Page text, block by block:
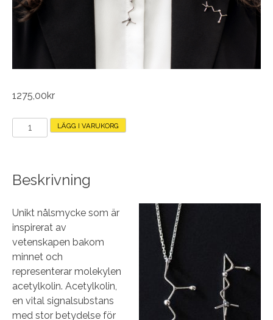
1275,00kr
Nålsmycke
i
LÄGG I VARUKORG
Beskrivning
Unikt nålsmycke som är
inspirerat av
vetenskapen bakom
minnet och
representerar molekylen
acetylkolin. Acetylkolin,
en vital signalsubstans
med stor betydelse för